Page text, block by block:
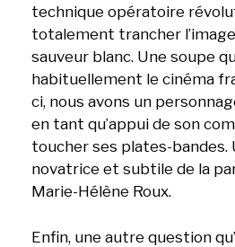
technique opératoire
totalement trancher
sauveur blanc. Une soupe
habituellement le cinéma
ci, nous avons un
en tant qu’appui de son
toucher ses plates-bandes.
novatrice et subtile de la
Marie-Hélène Roux.
Enfin, une autre question